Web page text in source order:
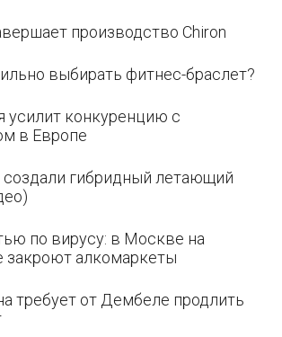
производство Chiron
выбирать фитнес-браслет?
усилит конкуренцию с
в Европе
создали гибридный летающий
по вирусу: в Москве на
закроют алкомаркеты
требует от Дембеле продлить